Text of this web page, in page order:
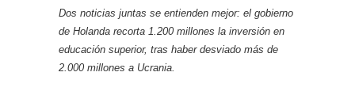
Dos noticias juntas se entienden mejor: el gobierno
de Holanda recorta 1.200 millones la inversión en
educación superior, tras haber desviado más de
2.000 millones a Ucrania.